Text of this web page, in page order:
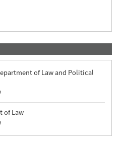
of Law and Political
of Law